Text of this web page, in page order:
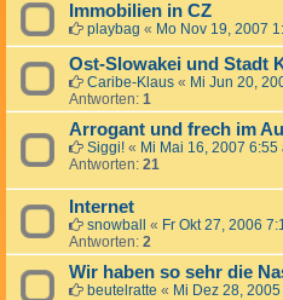
Immobilien in CZ
playbag « Mo Nov 19, 2007
Ost-Slowakei und Stadt
Caribe-Klaus « Mi Jun 20,
Antworten: 1
Arrogant und frech im
Siggi! « Mi Mai 16, 2007 6:55
Antworten: 21
Internet
snowball « Fr Okt 27, 2006
Antworten: 2
Wir haben so sehr die
beutelratte « Mi Dez 28,